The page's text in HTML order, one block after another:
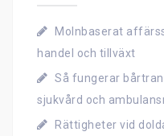
Molnbaserat
handel och tillväxt
Så fungerar
sjukvård och
Rättigheter vid